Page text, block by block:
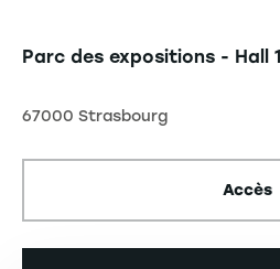
Parc des expositions - Hall 1
67000 Strasbourg
Accès